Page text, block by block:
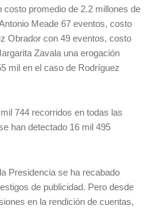
costo promedio de 2.2 millones de
Meade 67 eventos, costo
Obrador con 49 eventos, costo
Zavala una erogación
mil en el caso de Rodríguez
744 recorridos en todas las
han detectado 16 mil 495
Presidencia se ha recabado
de publicidad. Pero desde
en la rendición de cuentas,